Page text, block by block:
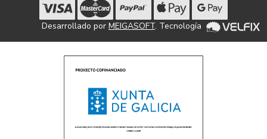
Desarrollado por MEIGASOFT. Tecnología